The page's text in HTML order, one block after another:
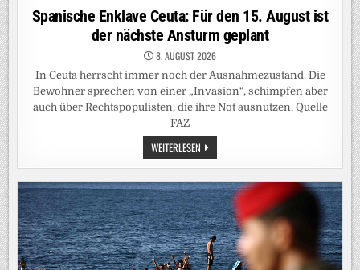
Spanische Enklave Ceuta: Für den 15. August ist
der nächste Ansturm geplant
8. AUGUST 2026
In Ceuta herrscht immer noch der Ausnahmezustand. Die
Bewohner sprechen von einer „Invasion“, schimpfen aber
auch über Rechtspopulisten, die ihre Not ausnutzen. Quelle
FAZ
WEITERLESEN SPANISCHE
ENKLAVE
CEUTA:
DEN
15.
AUGUST
IST
DER
NÄCHSTE
ANSTURM
GEPLANT